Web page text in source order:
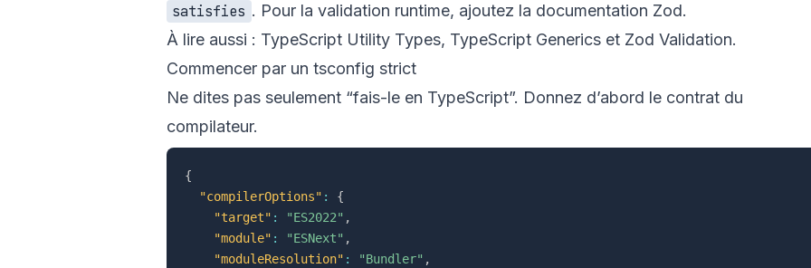
satisfies . Pour la validation runtime, ajoutez la documentation Zod.
À lire aussi : TypeScript Utility Types, TypeScript Generics et Zod Validation.
Commencer par un tsconfig strict
Ne dites pas seulement “fais-le en TypeScript”. Donnez d’abord le contrat du
compilateur.
{
"compilerOptions" :
{
"target" : "ES2022" ,
"module" : "ESNext" ,
"moduleResolution" : "Bundler" ,